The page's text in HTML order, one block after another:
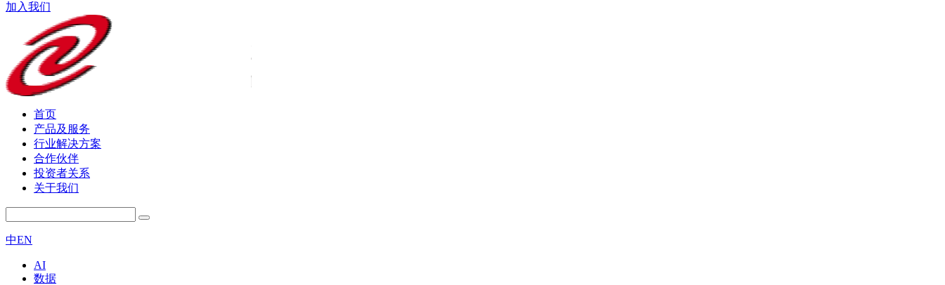
加入我们
首页
产品及服务
行业解决方案
合作伙伴
投资者关系
关于我们
中EN
AI
数据